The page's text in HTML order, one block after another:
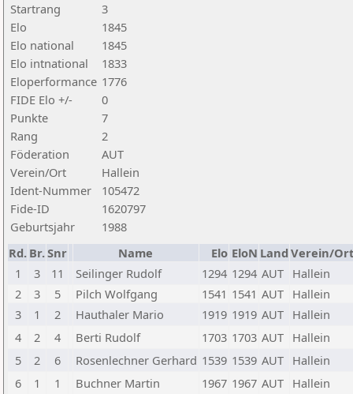
Startrang
3
Elo
1845
Elo national
1845
Elo intnational
1833
Eloperformance 1776
FIDE Elo +/-
0
Punkte
7
Rang
2
Föderation
AUT
Verein/Ort
Hallein
Ident-Nummer
105472
Fide-ID
1620797
Geburtsjahr
1988
Rd. Br.Snr Name Elo EloN Land Verein/Ort
1
3 11 Seilinger Rudolf 1294 1294 AUT Hallein
2
3 5 Pilch Wolfgang 1541 1541 AUT Hallein
3
1 2 Hauthaler Mario 1919 1919 AUT Hallein
4
2 4 Berti Rudolf 1703 1703 AUT Hallein
5
2 6 Rosenlechner Gerhard 1539 1539 AUT Hallein
6
1 1 Buchner Martin 1967 1967 AUT Hallein